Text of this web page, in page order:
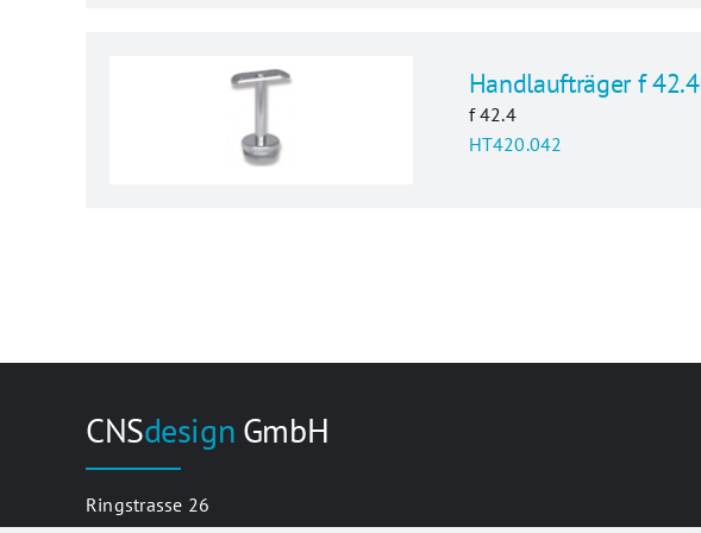
Handlaufträger f 42.4
f 42.4
HT420.042
CNSdesign GmbH
Ringstrasse 26